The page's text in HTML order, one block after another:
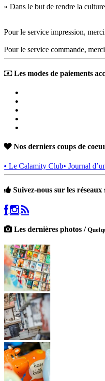
» Dans le but de rendre la
Pour le service impression,
Pour le service commande,
Les modes de paiements
Nos derniers coups de
• Le Calamity Club• Journal
Suivez-nous sur les réseaux
Les dernières photos /